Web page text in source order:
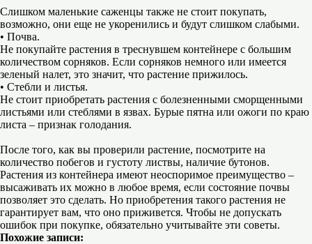
Слишком маленькие саженцы также не стоит покупать,
возможно, они еще не укоренились и будут слишком слабыми.
• Почва.
Не покупайте растения в треснувшем контейнере с большим
количеством сорняков. Если сорняков немного или имеется
зеленый налет, это значит, что растение прижилось.
• Стебли и листья.
Не стоит приобретать растения с болезненными сморщенными
листьями или стеблями в язвах. Бурые пятна или ожоги по краю
листа – признак голодания.
После того, как вы проверили растение, посмотрите на
количество побегов и густоту листвы, наличие бутонов.
Растения из контейнера имеют неоспоримое преимущество –
высаживать их можно в любое время, если состояние почвы
позволяет это сделать. Но приобретения такого растения не
гарантирует вам, что оно приживется. Чтобы не допускать
ошибок при покупке, обязательно учитывайте эти советы.
Похожие записи: